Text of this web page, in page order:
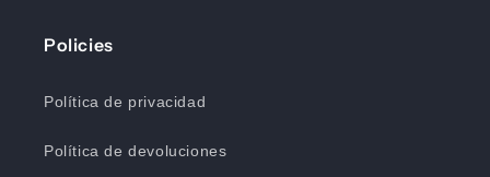
Policies
Política de privacidad
Política de devoluciones